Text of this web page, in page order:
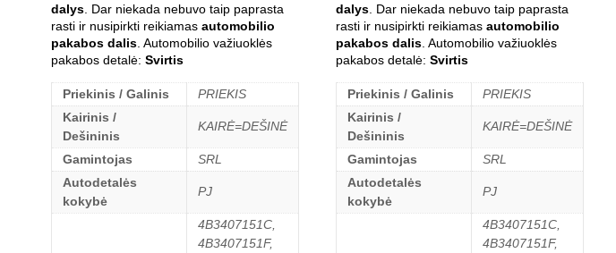
dalys . Dar niekada nebuvo taip paprasta
rasti ir nusipirkti reikiamas automobilio
pakabos dalis . Automobilio važiuoklės
pakabos detalė: Svirtis
Priekinis / Galinis
PRIEKIS
Kairinis /
Dešininis
KAIRĖ=DEŠINĖ
Gamintojas
SRL
Autodetalės
kokybė
PJ
4B3407151C,
4B3407151F,
dalys. Dar niekada nebuvo taip paprasta
rasti ir nusipirkti reikiamas automobilio
pakabos dalis. Automobilio važiuoklės
pakabos detalė: Svirtis
Priekinis / Galinis
PRIEKIS
Kairinis /
Dešininis
KAIRĖ=DEŠINĖ
Gamintojas
SRL
Autodetalės
kokybė
PJ
4B3407151C,
4B3407151F,